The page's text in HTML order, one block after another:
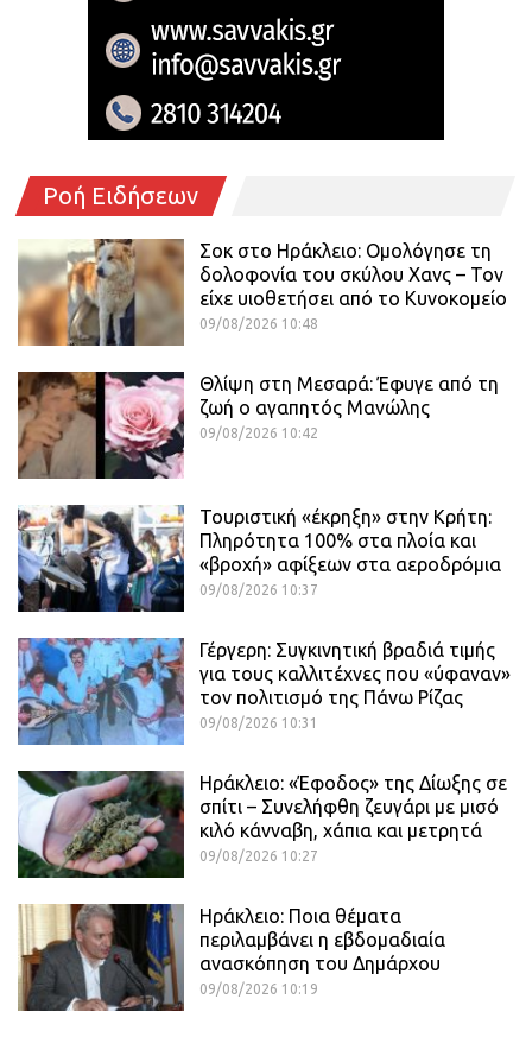
Ροή Ειδήσεων
Σοκ στο Ηράκλειο: Ομολόγησε τη
δολοφονία του σκύλου Χανς – Τον
είχε υιοθετήσει από το Κυνοκομείο
09/08/2026 10:48
Θλίψη στη Μεσαρά: Έφυγε από τη
ζωή ο αγαπητός Μανώλης
09/08/2026 10:42
Τουριστική «έκρηξη» στην Κρήτη:
Πληρότητα 100% στα πλοία και
«βροχή» αφίξεων στα αεροδρόμια
09/08/2026 10:37
Γέργερη: Συγκινητική βραδιά τιμής
για τους καλλιτέχνες που «ύφαναν»
τον πολιτισμό της Πάνω Ρίζας
09/08/2026 10:31
Ηράκλειο: «Έφοδος» της Δίωξης σε
σπίτι – Συνελήφθη ζευγάρι με μισό
κιλό κάνναβη, χάπια και μετρητά
09/08/2026 10:27
Ηράκλειο: Ποια θέματα
περιλαμβάνει η εβδομαδιαία
ανασκόπηση του Δημάρχου
09/08/2026 10:19